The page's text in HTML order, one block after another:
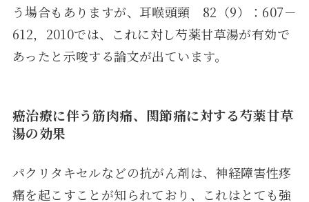
う場合もありますが、耳喉頭頸 82（9）：607－
612，2010では、これに対し芍薬甘草湯が有効で
あったと示唆する論文が出ています。
癌治療に伴う筋肉痛、関節痛に対する芍薬甘草
湯の効果
パクリタキセルなどの抗がん剤は、神経障害性疼
痛を起こすことが知られており、これはとても強